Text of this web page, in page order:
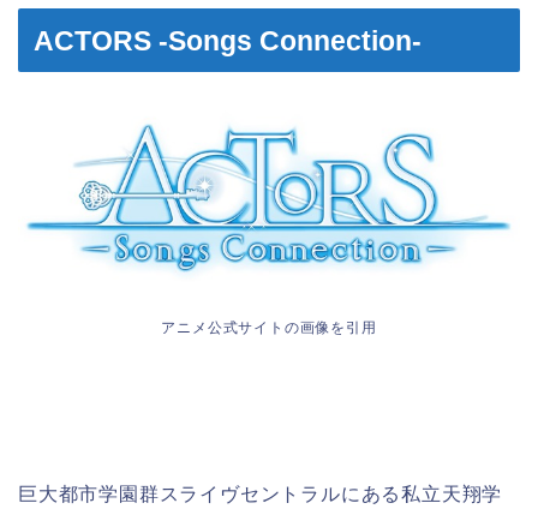
ACTORS -Songs Connection-
アニメ公式サイトの画像を引用
巨大都市学園群スライヴセントラルにある私立天翔学